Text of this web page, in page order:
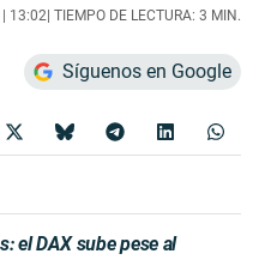
13:02| TIEMPO DE LECTURA: 3 MIN.
Síguenos en Google
el DAX sube pese al